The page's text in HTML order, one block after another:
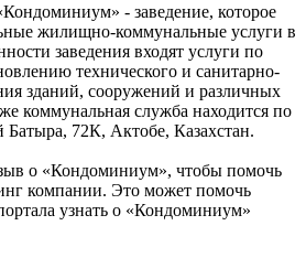
- заведение, которое
жилищно-коммунальные услуги в
заведения входят услуги по
технического и санитарно-
зданий, сооружений и различных
коммунальная служба находится по
Батыра, 72К, Актобе, Казахстан.
о «Кондоминиум», чтобы помочь
компании. Это может помочь
узнать о «Кондоминиум»